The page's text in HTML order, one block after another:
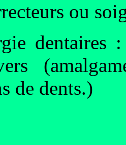
ou
dentaires
de dents.)